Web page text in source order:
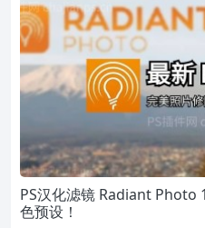
PS汉化滤镜 Radiant Photo
色预设！